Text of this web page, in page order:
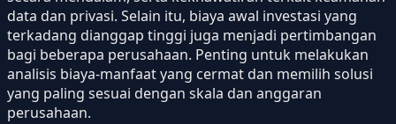
data dan privasi. Selain itu, biaya awal investasi yang
terkadang dianggap tinggi juga menjadi pertimbangan
bagi beberapa perusahaan. Penting untuk melakukan
analisis biaya-manfaat yang cermat dan memilih solusi
yang paling sesuai dengan skala dan anggaran
perusahaan.